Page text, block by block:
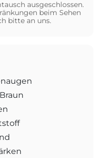
ausgeschlossen.
beim Sehen
bitte an uns.